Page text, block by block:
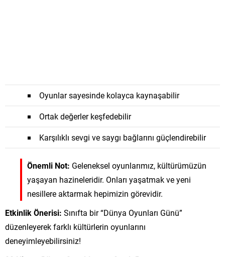
Oyunlar sayesinde kolayca kaynaşabilir
Ortak değerler keşfedebilir
Karşılıklı sevgi ve saygı bağlarını güçlendirebilir
Önemli Not: Geleneksel oyunlarımız, kültürümüzün
yaşayan hazineleridir. Onları yaşatmak ve yeni
nesillere aktarmak hepimizin görevidir.
Etkinlik Önerisi: Sınıfta bir “Dünya Oyunları Günü”
düzenleyerek farklı kültürlerin oyunlarını
deneyimleyebilirsiniz!